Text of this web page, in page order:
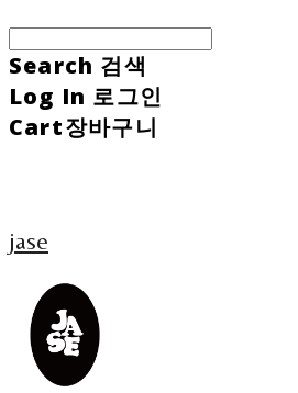
Search 검색
Log In 로그인
Cart장바구니
jase